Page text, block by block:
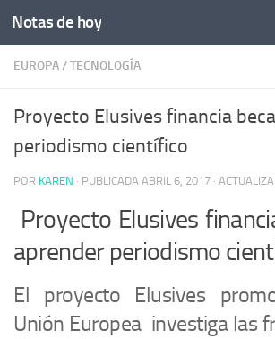
Saltar al contenido
Notas de hoy
EUROPA/TECNOLOGÍA
Proyecto Elusives financia
periodismo científico
POR KAREN · PUBLICADA ABRIL 6, 2017 ·
Proyecto Elusives
aprender periodismo
El proyecto Elusives
Unión Europea investiga las